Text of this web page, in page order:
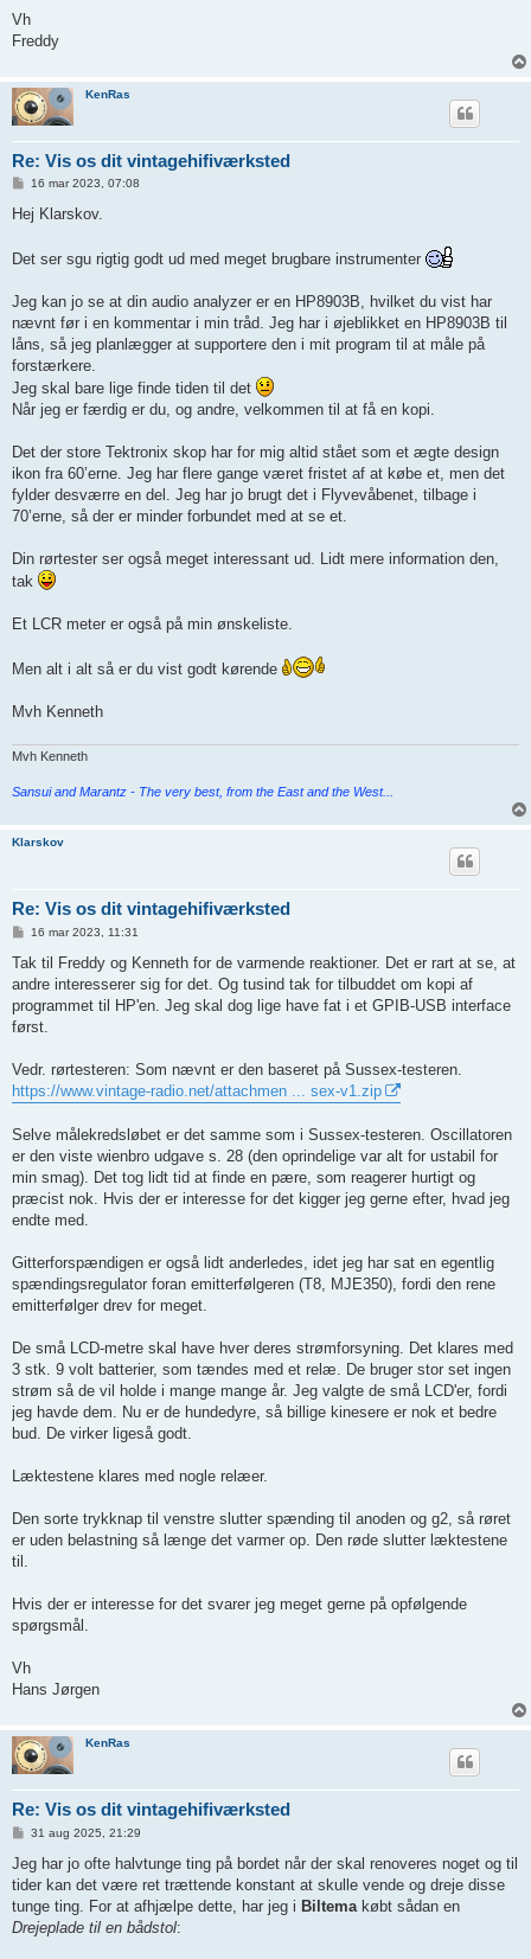
Vh
Freddy
KenRas
Re: Vis os dit vintagehifiværksted
d
g
16 mar 2023, 07:08
Hej Klarskov.
Det ser sgu rigtig godt ud med meget brugbare instrumenter
Jeg kan jo se at din audio analyzer er en HP8903B, hvilket du vist har
nævnt før i en kommentar i min tråd. Jeg har i øjeblikket en HP8903B til
låns, så jeg planlægger at supportere den i mit program til at måle på
forstærkere.
Jeg skal bare lige finde tiden til det
Når jeg er færdig er du, og andre, velkommen til at få en kopi.
Det der store Tektronix skop har for mig altid stået som et ægte design
ikon fra 60’erne. Jeg har flere gange været fristet af at købe et, men det
fylder desværre en del. Jeg har jo brugt det i Flyvevåbenet, tilbage i
70’erne, så der er minder forbundet med at se et.
Din rørtester ser også meget interessant ud. Lidt mere information den,
tak
Et LCR meter er også på min ønskeliste.
Men alt i alt så er du vist godt kørende
Mvh Kenneth
Mvh Kenneth
Sansui and Marantz - The very best, from the East and the West...
Klarskov
Re: Vis os dit vintagehifiværksted
d
æ
g
16 mar 2023, 11:31
Tak til Freddy og Kenneth for de varmende reaktioner. Det er rart at se, at
andre interesserer sig for det. Og tusind tak for tilbuddet om kopi af
programmet til HP'en. Jeg skal dog lige have fat i et GPIB-USB interface
først.
Vedr. rørtesteren: Som nævnt er den baseret på Sussex-testeren.
https://www.vintage-radio.net/attachmen ... sex-v1.zip
Selve målekredsløbet er det samme som i Sussex-testeren. Oscillatoren
er den viste wienbro udgave s. 28 (den oprindelige var alt for ustabil for
min smag). Det tog lidt tid at finde en pære, som reagerer hurtigt og
præcist nok. Hvis der er interesse for det kigger jeg gerne efter, hvad jeg
endte med.
Gitterforspændigen er også lidt anderledes, idet jeg har sat en egentlig
spændingsregulator foran emitterfølgeren (T8, MJE350), fordi den rene
emitterfølger drev for meget.
De små LCD-metre skal have hver deres strømforsyning. Det klares med
3 stk. 9 volt batterier, som tændes med et relæ. De bruger stor set ingen
strøm så de vil holde i mange mange år. Jeg valgte de små LCD'er, fordi
jeg havde dem. Nu er de hundedyre, så billige kinesere er nok et bedre
bud. De virker ligeså godt.
Læktestene klares med nogle relæer.
Den sorte trykknap til venstre slutter spænding til anoden og g2, så røret
er uden belastning så længe det varmer op. Den røde slutter læktestene
til.
Hvis der er interesse for det svarer jeg meget gerne på opfølgende
spørgsmål.
Vh
Hans Jørgen
KenRas
Re: Vis os dit vintagehifiværksted
d
æ
g
31 aug 2025, 21:29
Jeg har jo ofte halvtunge ting på bordet når der skal renoveres noget og til
tider kan det være ret trættende konstant at skulle vende og dreje disse
tunge ting. For at afhjælpe dette, har jeg i Biltema købt sådan en
Drejeplade til en bådstol: